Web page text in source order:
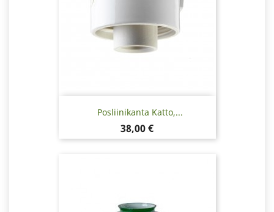
Posliinikanta Katto,...
Hinta
38,00 €